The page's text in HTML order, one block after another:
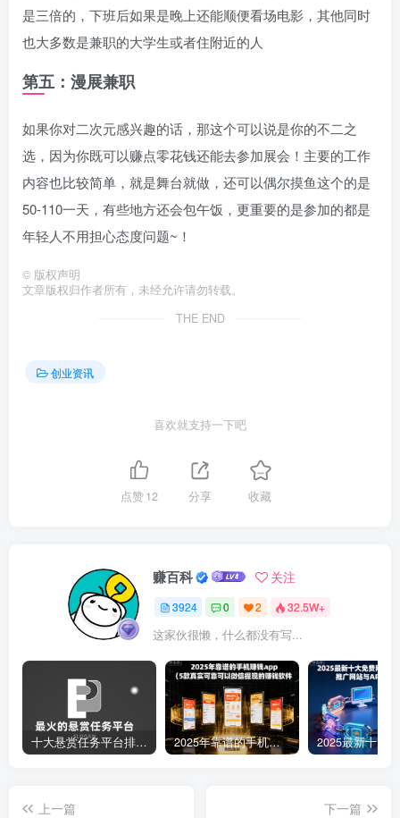
是三倍的，下班后如果是晚上还能顺便看场电影，其他同时
也大多数是兼职的大学生或者住附近的人
第五：漫展兼职
如果你对二次元感兴趣的话，那这个可以说是你的不二之
选，因为你既可以赚点零花钱还能去参加展会！主要的工作
内容也比较简单，就是舞台就做，还可以偶尔摸鱼这个的是
50-110一天，有些地方还会包午饭，更重要的是参加的都是
年轻人不用担心态度问题~！
© 版权声明
文章版权归作者所有，未经允许请勿转载。
THE END
创业资讯
喜欢就支持一下吧
点赞12 分享 收藏
赚百科 关注
3924 0 2 32.5W+
这家伙很懒，什么都没有写...
十大悬赏任务平台排行榜（全网最好的悬赏任务平台） 2025年靠谱的手机赚钱app（5款真实可靠可以微信提现的赚钱软件）
上一篇 下一篇